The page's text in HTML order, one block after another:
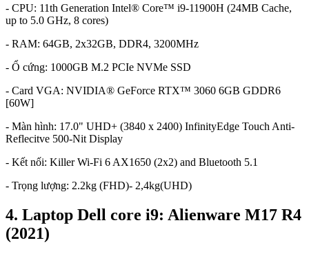
- CPU: 11th Generation Intel® Core™ i9-11900H (24MB Cache,
up to 5.0 GHz, 8 cores)
- RAM: 64GB, 2x32GB, DDR4, 3200MHz
- Ổ cứng: 1000GB M.2 PCIe NVMe SSD
- Card VGA: NVIDIA® GeForce RTX™ 3060 6GB GDDR6
[60W]
- Màn hình: 17.0" UHD+ (3840 x 2400) InfinityEdge Touch Anti-
Reflecitve 500-Nit Display
- Kết nối: Killer Wi-Fi 6 AX1650 (2x2) and Bluetooth 5.1
- Trọng lượng: 2.2kg (FHD)- 2,4kg(UHD)
4. Laptop Dell core i9: Alienware M17 R4
(2021)